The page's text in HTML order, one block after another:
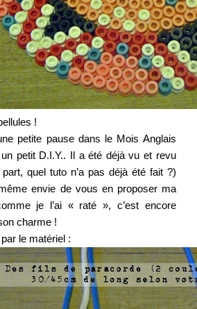
!
petite pause dans le Mois Anglais
petit D.I.Y.. Il a été déjà vu et revu
quel tuto n’a pas déjà été fait ?)
envie de vous en proposer ma
je l’ai « raté », c’est encore
charme !
le matériel :